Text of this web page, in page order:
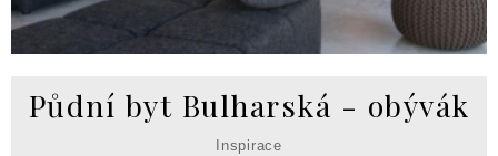
Půdní byt Bulharská - obývák
Inspirace